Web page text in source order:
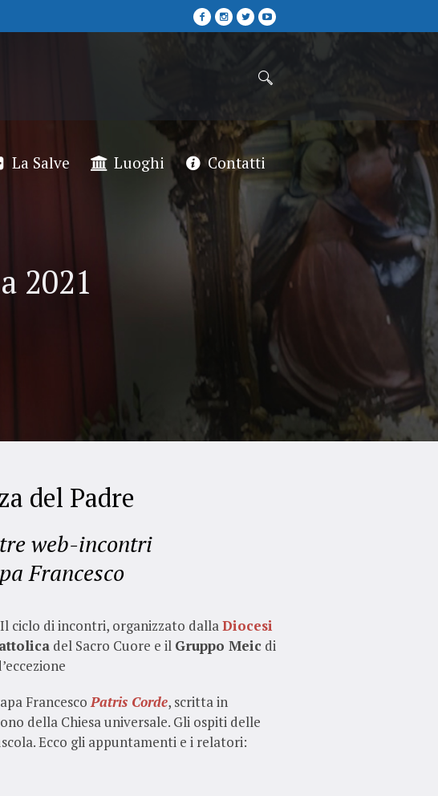
La Salve Luoghi Contatti
2021
del Padre
web-incontri
Francesco
ciclo di incontri, organizzato dallaDiocesi
del Sacro Cuore e il Gruppo Meic di
FrancescoPatris Corde, scritta in
della Chiesa universale. Gli ospiti delle
Ecco gli appuntamenti e i relatori: